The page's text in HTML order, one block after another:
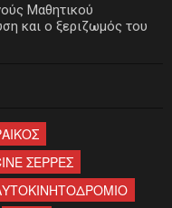
Μαθητικού
και ο ξεριζωμός του
ΣΕΡΡΕΣ